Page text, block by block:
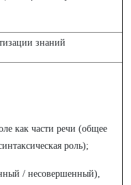
знаний
как части речи (общее
роль);
/ несовершенный),